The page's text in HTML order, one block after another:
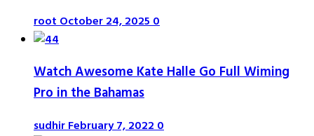
rootOctober 24, 20250
Watch Awesome Kate Halle Go Full Wiming
Pro in the Bahamas
sudhirFebruary 7, 20220